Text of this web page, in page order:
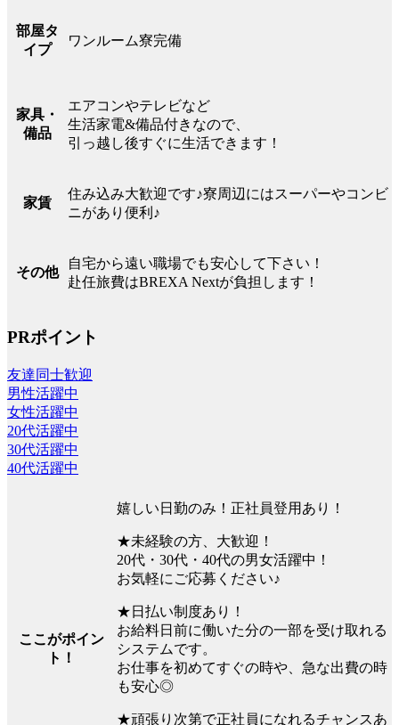
部屋タ
イプ
ワンルーム寮完備
家具・
備品
エアコンやテレビなど
生活家電&備品付きなので、
引っ越し後すぐに生活できます！
家賃
住み込み大歓迎です♪寮周辺にはスーパーやコンビ
ニがあり便利♪
その他
自宅から遠い職場でも安心して下さい！
赴任旅費はBREXA Nextが負担します！
PRポイント
友達同士歓迎
男性活躍中
女性活躍中
20代活躍中
30代活躍中
40代活躍中
ここがポイン
ト！
嬉しい日勤のみ！正社員登用あり！
★未経験の方、大歓迎！
20代・30代・40代の男女活躍中！
お気軽にご応募ください♪
★日払い制度あり！
お給料日前に働いた分の一部を受け取れる
システムです。
お仕事を初めてすぐの時や、急な出費の時
も安心◎
★頑張り次第で正社員になれるチャンスあ